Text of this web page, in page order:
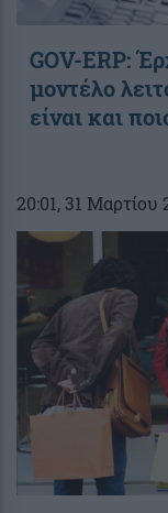
GOV-ERP:
μοντέλο
είναι και
20:01, 31 Μαρτίου